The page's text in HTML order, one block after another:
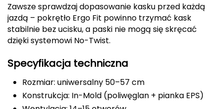
F
FASHY
Fjord Nansen
G
GIVOVA
Zawsze sprawdzaj dopasowanie kasku przed każdą
jazdą – pokrętło Ergo Fit powinno trzymać kask
stabilnie bez ucisku, a paski nie mogą się skręcać
dzięki systemowi No-Twist.
Specyfikacja techniczna
Rozmiar: uniwersalny 50–57 cm
Konstrukcja: In-Mold (poliwęglan + pianka EPS)